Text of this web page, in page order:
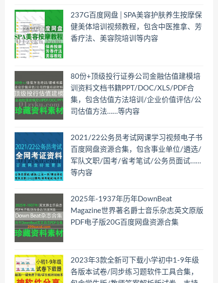
237G百度网盘│SPA美容护肤养生按摩保
健美体培训视频教程，包含中医推拿、芳
香疗法、美容院培训等内容
80份+顶级投行证券公司金融估值建模培
训资料文档书籍PPT/DOC/XLS/PDF合
集，包含估值方法培训/企业价值评估/公
司估值方法……等内容
2021/22公务员考试网课学习视频电子书
百度网盘资源合集，包含事业单位/遴选/
军队文职/国考/省考笔试/公务员面试……
等内容
2025年-1937年历年DownBeat
Magazine世界著名爵士音乐杂志英文原版
PDF电子版20G百度网盘资源合集
2023年3款全新可下载小学初中1-9年级
各版本试卷/同步练习题软件工具合集，